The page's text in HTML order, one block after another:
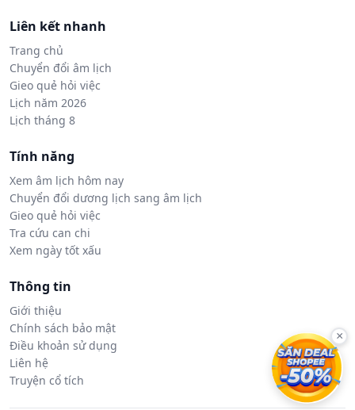
Liên kết nhanh
Trang chủ
Chuyển đổi âm lịch
Gieo quẻ hỏi việc
Lịch năm 2026
Lịch tháng 8
Tính năng
Xem âm lịch hôm nay
Chuyển đổi dương lịch sang âm lịch
Gieo quẻ hỏi việc
Tra cứu can chi
Xem ngày tốt xấu
Thông tin
Giới thiệu
Chính sách bảo mật
Điều khoản sử dụng
Liên hệ
Truyện cổ tích
×